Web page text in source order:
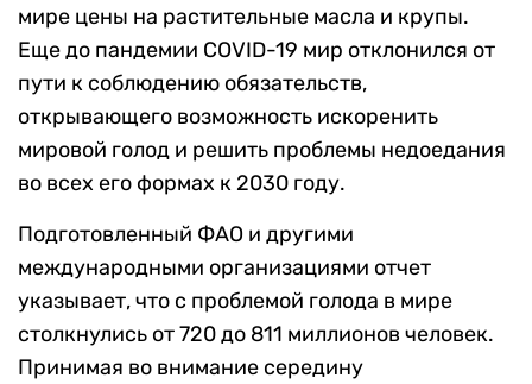
мире цены на растительные масла и крупы.
Еще до пандемии COVID-19 мир отклонился от
пути к соблюдению обязательств,
открывающего возможность искоренить
мировой голод и решить проблемы недоедания
во всех его формах к 2030 году.
Подготовленный ФАО и другими
международными организациями отчет
указывает, что с проблемой голода в мире
столкнулись от 720 до 811 миллионов человек.
Принимая во внимание середину